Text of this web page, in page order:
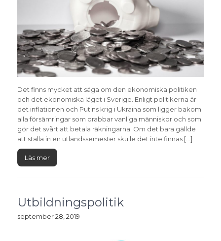
Det finns mycket att säga om den ekonomiska politiken
och det ekonomiska läget i Sverige. Enligt politikerna är
det inflationen och Putins krig i Ukraina som ligger bakom
alla försämringar som drabbar vanliga människor och som
gör det svårt att betala räkningarna. Om det bara gällde
att ställa in en utlandssemester skulle det inte finnas […]
Läs mer
Utbildningspolitik
september 28, 2019